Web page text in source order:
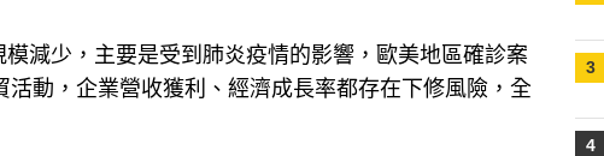
減少，主要是受到肺炎疫情的影響，歐美地區確診案
動，企業營收獲利、經濟成長率都存在下修風險，全
3
4